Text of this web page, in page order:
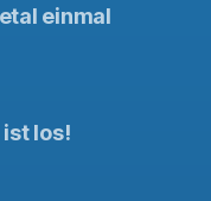
einmal
los!